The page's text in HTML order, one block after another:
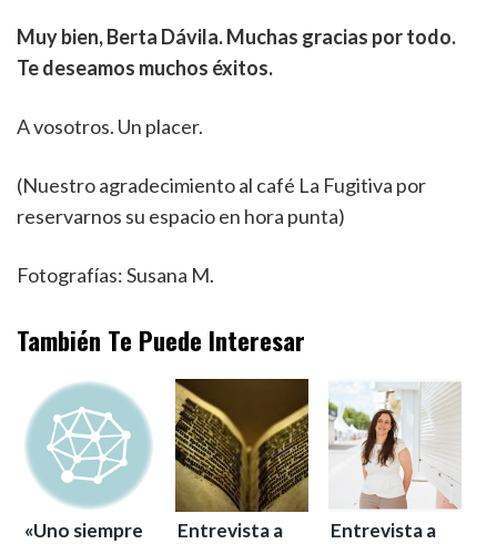
Muy bien, Berta Dávila. Muchas gracias por todo.
Te deseamos muchos éxitos.
A vosotros. Un placer.
(Nuestro agradecimiento al café La Fugitiva por
reservarnos su espacio en hora punta)
Fotografías: Susana M.
También Te Puede Interesar
«Uno siempre
Entrevista a
Entrevista a